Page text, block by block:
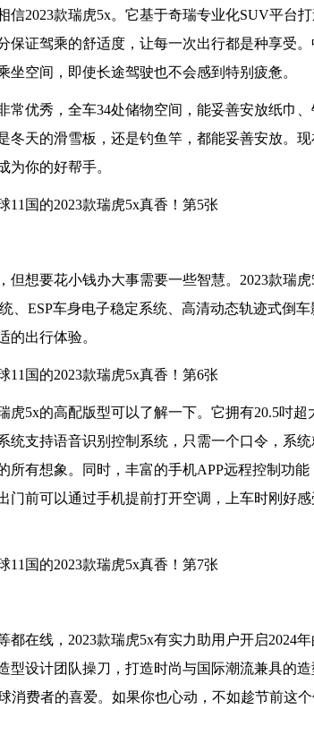
信2023款瑞虎5x。它基于奇瑞专业化SUV平台
证驾乘的舒适度，让每一次出行都是种享受。
空间，即使长途驾驶也不会感到特别疲惫。
常优秀，全车34处储物空间，能妥善安放纸巾
冬天的滑雪板，还是钓鱼竿，都能妥善安放。
为你的好帮手。
但想要花小钱办大事需要一些智慧。2023款瑞
、ESP车身电子稳定系统、高清动态轨迹式倒
的出行体验。
虎5x的高配版型可以了解一下。它拥有20.5吋
统支持语音识别控制系统，只需一个口令，系
所有想象。同时，丰富的手机APP远程控制功
门前可以通过手机提前打开空调，上车时刚好
都在线，2023款瑞虎5x有实力助用户开启2024
型设计团队操刀，打造时尚与国际潮流兼具的
消费者的喜爱。如果你也心动，不如趁节前这